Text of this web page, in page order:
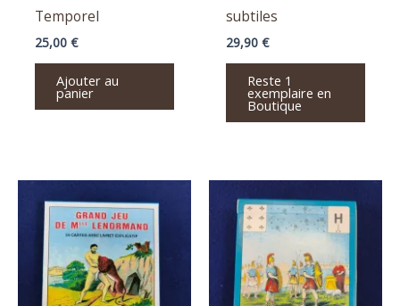
Temporel
25,00 €
Ajouter au
panier
subtiles
29,90 €
Reste 1
exemplaire en
Boutique